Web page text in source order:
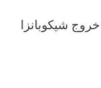
شيكوبانزا